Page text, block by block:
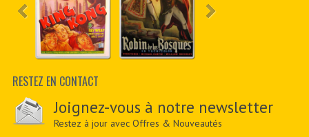
RESTEZ EN CONTACT
Joignez-vous à notre newsletter
Restez à jour avec Offres & Nouveautés